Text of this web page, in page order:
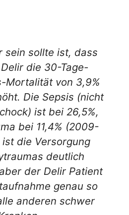
sein sollte ist, dass
die 30-Tage-
Mortalität von 3,9%
Die Sepsis (nicht
ist bei 26,5%,
bei 11,4% (2009-
ist die Versorgung
deutlich
der Delir Patient
genau so
anderen schwer